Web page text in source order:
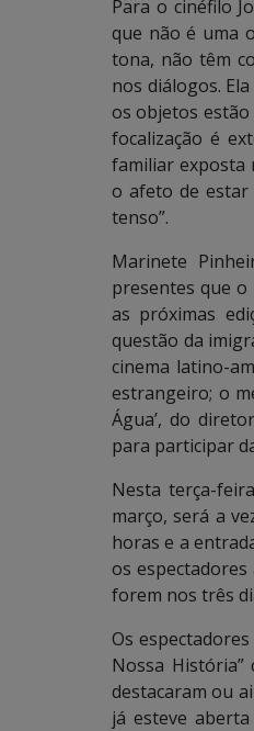
Para o cinéfilo
que não é uma
tona, não têm
nos diálogos.
os objetos estão
focalização é
familiar exposta
o afeto de estar
tenso”.
Marinete
presentes que
as próximas
questão da
cinema latino-
estrangeiro; o
Água’, do
para participar
Nesta terça-
março, será a
horas e a
os espectadores
forem nos três
Os
Nossa
destacaram ou
já esteve